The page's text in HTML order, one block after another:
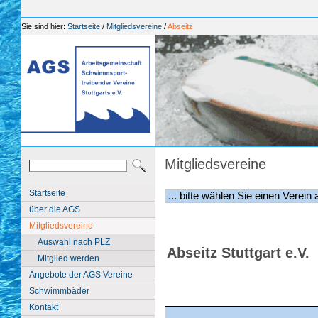
Sie sind hier: Startseite / Mitgliedsvereine /Abseitz
Startseite
über die AGS
Mitgliedsvereine
Auswahl nach PLZ
Mitglied werden
Angebote der AGS Vereine
Schwimmbäder
Kontakt
Mitgliedsvereine
Abseitz Stuttgart e.V.